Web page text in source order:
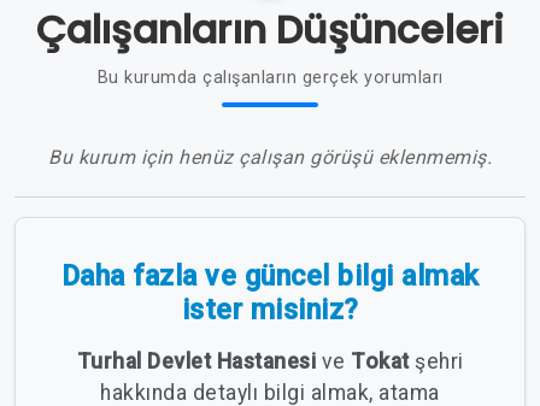
Çalışanların Düşünceleri
Bu kurumda çalışanların gerçek yorumları
Bu kurum için henüz çalışan görüşü eklenmemiş.
Daha fazla ve güncel bilgi almak
ister misiniz?
Turhal Devlet Hastanesi ve Tokatşehri
hakkında detaylı bilgi almak, atama